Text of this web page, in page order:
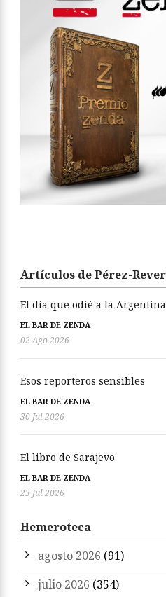
Artículos de Pérez-
El día que odié a la Argentina
EL BAR DE ZENDA
02 Ago 2026
Esos reporteros sensibles
EL BAR DE ZENDA
30 Jul 2026
El libro de Sarajevo
EL BAR DE ZENDA
23 Jul 2026
Hemeroteca
agosto 2026 (91)
julio 2026 (354)